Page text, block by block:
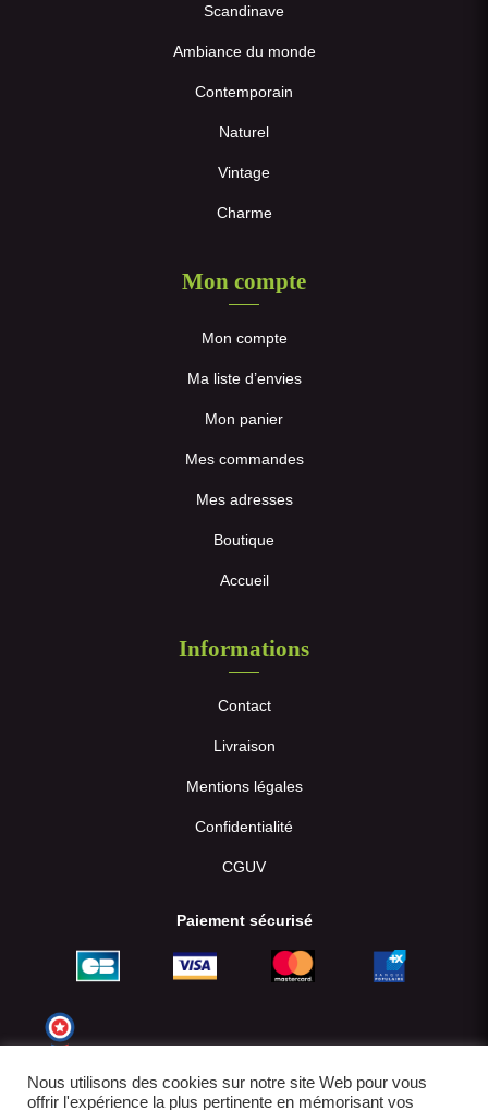
Scandinave
Ambiance du monde
Contemporain
Naturel
Vintage
Charme
Mon compte
Mon compte
Ma liste d’envies
Mon panier
Mes commandes
Mes adresses
Boutique
Accueil
Informations
Contact
Livraison
Mentions légales
Confidentialité
CGUV
Paiement sécurisé
Nous utilisons des cookies sur notre site Web pour vous
offrir l'expérience la plus pertinente en mémorisant vos